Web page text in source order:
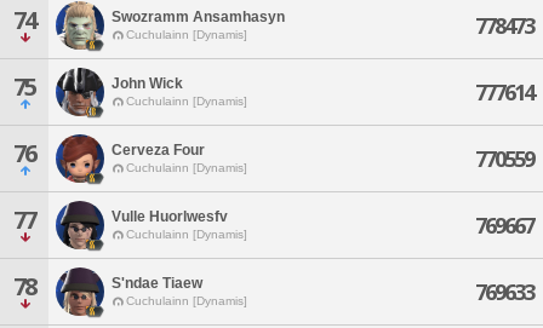
74 Swozramm Ansamhasyn
Cuchulainn [Dynamis] 778473
75 John Wick
Cuchulainn [Dynamis] 777614
76 Cerveza Four
Cuchulainn [Dynamis] 770559
77 Vulle Huorlwesfv
Cuchulainn [Dynamis] 769667
78 S'ndae Tiaew
Cuchulainn [Dynamis] 769633